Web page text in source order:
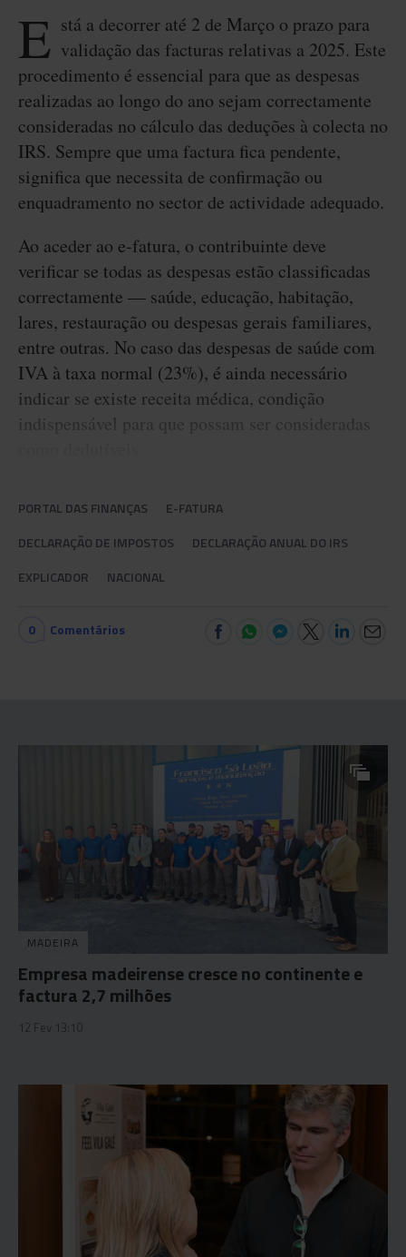
E stá a decorrer até 2 de Março o prazo para
validação das facturas relativas a 2025. Este
procedimento é essencial para que as despesas
realizadas ao longo do ano sejam correctamente
consideradas no cálculo das deduções à colecta no
IRS. Sempre que uma factura fica pendente,
significa que necessita de confirmação ou
enquadramento no sector de actividade adequado.
Ao aceder ao e-fatura, o contribuinte deve
verificar se todas as despesas estão classificadas
correctamente — saúde, educação, habitação,
lares, restauração ou despesas gerais familiares,
entre outras. No caso das despesas de saúde com
IVA à taxa normal (23%), é ainda necessário
indicar se existe receita médica, condição
indispensável para que possam ser consideradas
PORTAL DAS FINANÇAS
E-FATURA
DECLARAÇÃO DE IMPOSTOS
DECLARAÇÃO ANUAL DO IRS
EXPLICADOR
NACIONAL
0 Comentários
MADEIRA
Empresa madeirense cresce no continente e
factura 2,7 milhões
12 Fev 13:10